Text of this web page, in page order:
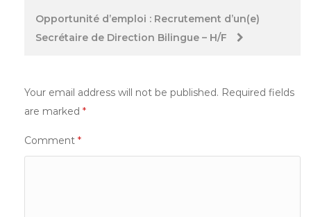
Opportunité d’emploi : Recrutement d’un(e)
Secrétaire de Direction Bilingue – H/F
Your email address will not be published. Required fields
are marked *
Comment *